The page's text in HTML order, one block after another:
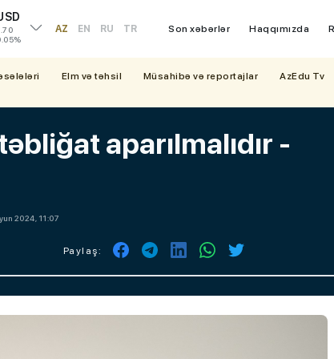
AZ EN RU TR Son xəbərlər Haqqımızda
Elm və təhsil Müsahibə və reportajlar
AzEdu Tv
aparılmalıdır -
2024, 11:07
Paylaş: